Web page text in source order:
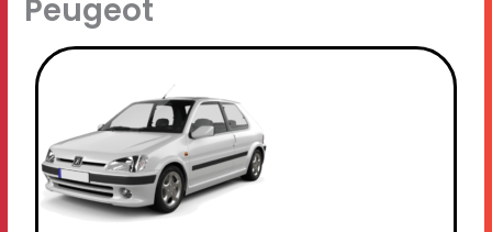
Peugeot